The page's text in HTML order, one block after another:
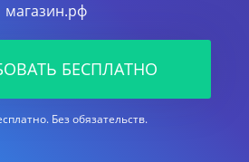
магазин.рф
БЕСПЛАТНО
Без обязательств.